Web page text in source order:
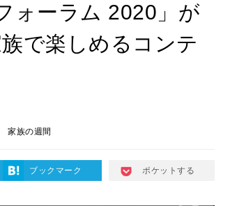
ォーラム 2020」が
で楽しめるコンテ
家族の週間
ブックマーク ポケットする